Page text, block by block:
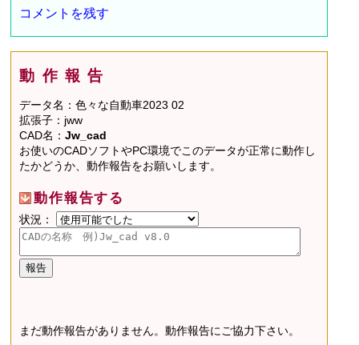
コメントを残す
動作報告
データ名：色々な自動車2023 02
拡張子：jww
CAD名：Jw_cad
お使いのCADソフトやPC環境でこのデータが正常に動作し
たかどうか、動作報告をお願いします。
動作報告する
状況：
まだ動作報告がありません。動作報告にご協力下さい。